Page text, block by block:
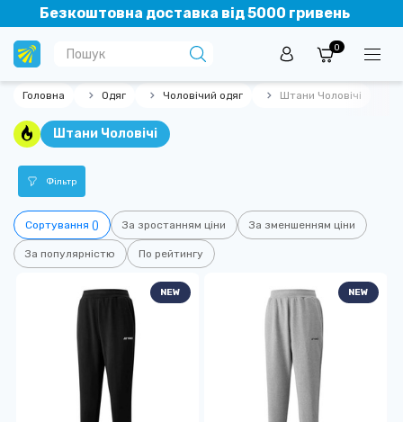
Безкоштовна доставка від 5000 гривень
0
Головна Одяг Чоловічий одяг Штани Чоловічі
Штани Чоловічі
Фільтр
Сортування () За зростанням ціни За зменшенням ціни
За популярністю По рейтингу
NEW NEW